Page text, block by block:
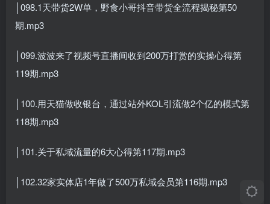
│098.1天带货2W单，野食小哥抖音带货全流程揭秘第50
期.mp3
│099.波波来了视频号直播间收到200万打赏的实操心得第
119期.mp3
│100.用天猫做收银台，通过站外KOL引流做2个亿的模式第
118期.mp3
│101.关于私域流量的6大心得第117期.mp3
│102.32家实体店1年做了500万私域会员第116期.mp3